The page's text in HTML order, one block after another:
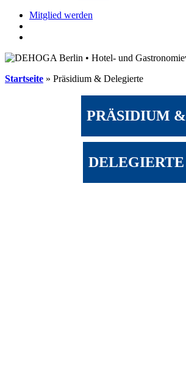
Mitglied werden
Startseite » Präsidium & Delegierte
PRÄSIDIUM &
DELEGIERTE